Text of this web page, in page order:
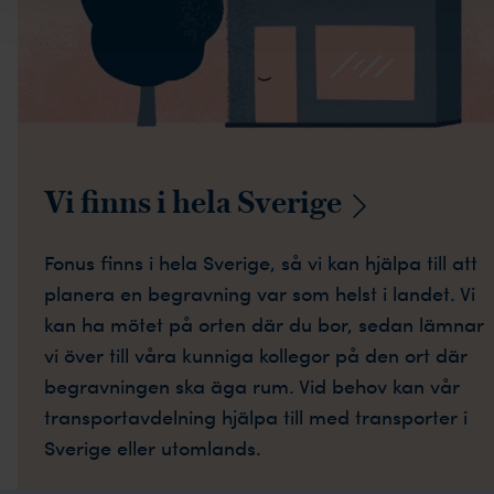
Vi finns i helaSverige
Fonus finns i hela Sverige, så vi kan hjälpa till att
planera en begravning var som helst i landet. Vi
kan ha mötet på orten där du bor, sedan lämnar
vi över till våra kunniga kollegor på den ort där
begravningen ska äga rum. Vid behov kan vår
transportavdelning hjälpa till med transporter i
Sverige eller utomlands.